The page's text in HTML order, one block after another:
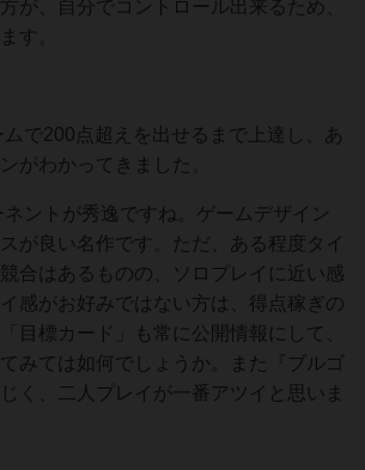
が、自分でコントロール出来るため、
す。
で200点超えを出せるまで上達し、あ
がわかってきました。
ントが秀逸ですね。ゲームデザイン
が良い名作です。ただ、ある程度タイ
合はあるものの、ソロプレイに近い感
感がお好みではない方は、得点稼ぎの
目標カード」も常に公開情報にして、
みては如何でしょうか。また『ブルゴ
く、二人プレイが一番アツイと思いま